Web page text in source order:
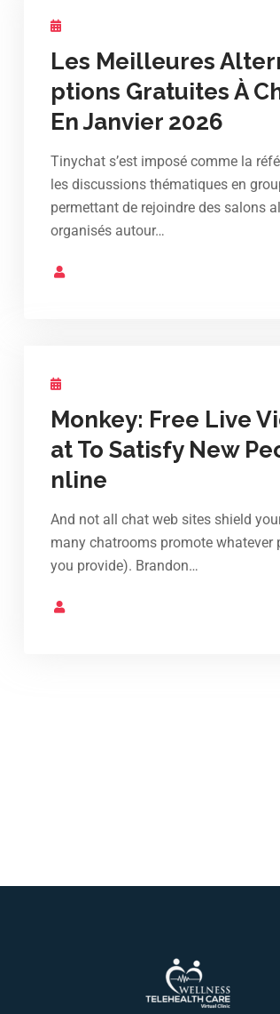
Les Meilleures
ptions Gratuites À
En Janvier 2026
Tinychat s’est imposé comme la
les discussions thématiques en
permettant de rejoindre des salons
organisés autour…
Monkey: Free Live
at To Satisfy New
nline
And not all chat web sites shield
many chatrooms promote whatever
you provide). Brandon…